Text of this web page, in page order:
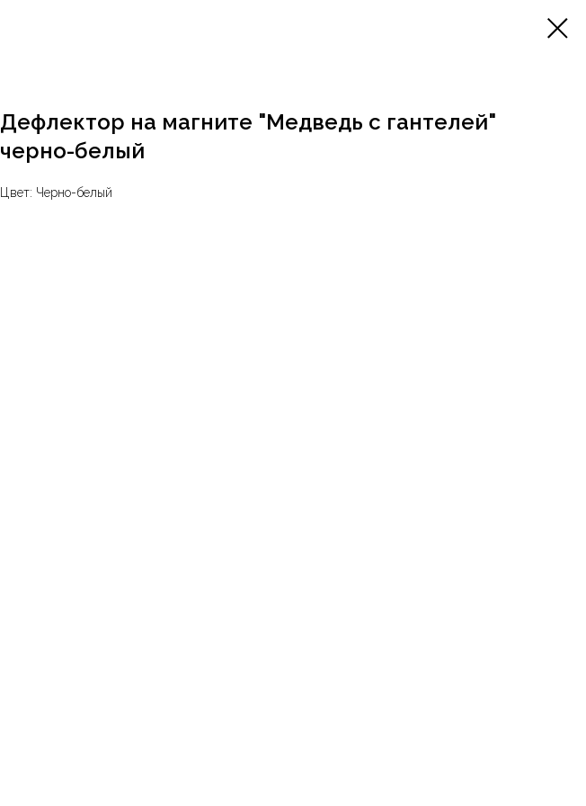
Дефлектор на магните "Медведь с гантелей"
черно-белый
Цвет: Черно-белый